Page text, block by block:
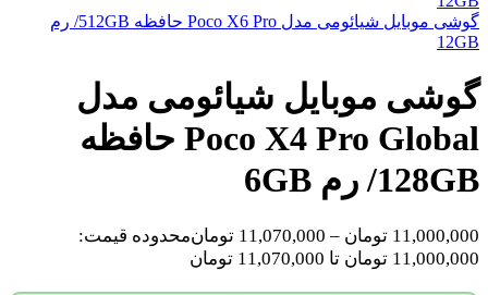
گوشی موبایل شیائومی مدل Poco X6 Pro حافظه 512GB/ رم
12GB
گوشی موبایل شیائومی مدل
Poco X4 Pro Global حافظه
128GB/ رم 6GB
11,000,000 تومان –
11,070,000 تومانمحدوده قیمت:
11,000,000 تومان تا 11,070,000 تومان